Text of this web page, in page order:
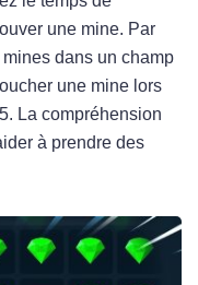
une mine. Par
dans un champ
une mine lors
La compréhension
à prendre des